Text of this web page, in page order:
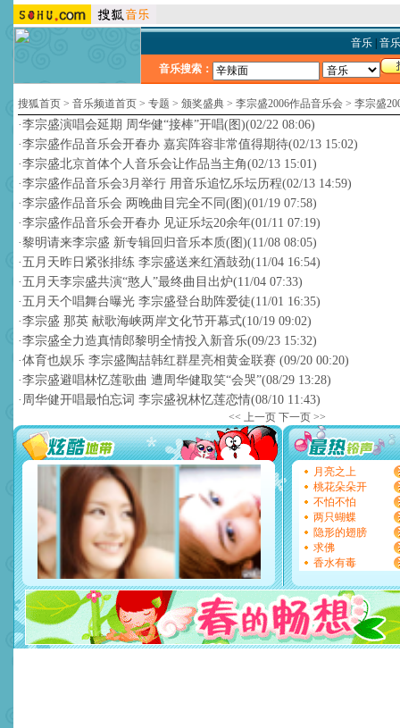
音乐| 音
音乐搜索：
搜狐首页 > 音乐频道首页 > 专题 > 颁奖盛典 > 李宗盛2006作品音乐会 > 李宗盛
·李宗盛演唱会延期 周华健“接棒”开唱(图)(02/22 08:06)
·李宗盛作品音乐会开春办 嘉宾阵容非常值得期待(02/13 15:02)
·李宗盛北京首体个人音乐会让作品当主角(02/13 15:01)
·李宗盛作品音乐会3月举行 用音乐追忆乐坛历程(02/13 14:59)
·李宗盛作品音乐会 两晚曲目完全不同(图)(01/19 07:58)
·李宗盛作品音乐会开春办 见证乐坛20余年(01/11 07:19)
·黎明请来李宗盛 新专辑回归音乐本质(图)(11/08 08:05)
· 五月天昨日紧张排练 李宗盛送来红酒鼓劲(11/04 16:54)
· 五月天李宗盛共演“憨人”最终曲目出炉(11/04 07:33)
· 五月天个唱舞台曝光 李宗盛登台助阵爱徒(11/01 16:35)
·李宗盛 那英 献歌海峡两岸文化节开幕式(10/19 09:02)
·李宗盛全力造真情郎黎明全情投入新音乐(09/23 15:32)
·体育也娱乐 李宗盛陶喆韩红群星亮相黄金联赛 (09/20 00:20)
·李宗盛避唱林忆莲歌曲 遭周华健取笑“会哭”(08/29 13:28)
· 周华健开唱最怕忘词 李宗盛祝林忆莲恋情(08/10 11:43)
<< 上一页 下一页 >>
月亮之上
桃花朵朵开
不怕不怕
两只蝴蝶
隐形的翅膀
求佛
香水有毒